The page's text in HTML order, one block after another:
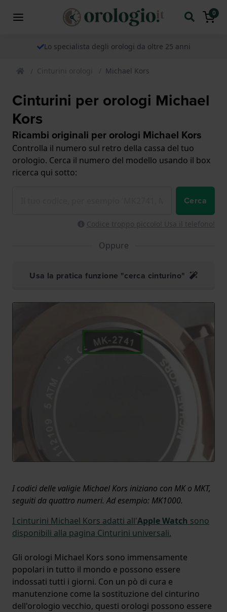
0
Lo specialista degli orologi da oltre 25 anni
Cinturini orologi Michael Kors
Cinturini per orologi Michael
Kors
Ricambi originali per orologi Michael Kors
Controlla il numero sul retro della cassa del tuo
orologio. Cerca il numero del modello usando il box
ricerca qui sotto:
Cerca
Codice troppo piccolo! Usa il telefono!
Oppure
Usa la pratica funzione "cerca cinturino"
I codici delle valigie Michael Kors iniziano con MK o MKT,
seguiti da quattro numeri. Ad esempio: MK1000.
I cinturini Michael Kors adatti all'Apple Watch sono
disponibili alla pagina Cinturini universali.
Gli orologi Michael Kors sono immensamente
popolari in tutto il mondo e possono essere
indossati tutti i giorni. Con un pò di cura e
manutenzione come la sostituzione del cinturino
dell'orologio vecchio, questi orologi possono essere